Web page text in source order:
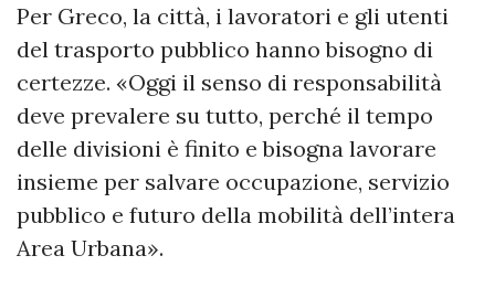
Per Greco, la città, i lavoratori e gli utenti
del trasporto pubblico hanno bisogno di
certezze. «Oggi il senso di responsabilità
deve prevalere su tutto, perché il tempo
delle divisioni è finito e bisogna lavorare
insieme per salvare occupazione, servizio
pubblico e futuro della mobilità dell’intera
Area Urbana».